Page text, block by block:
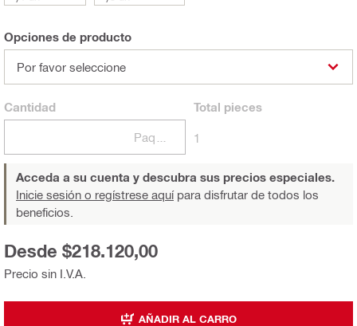
Opciones de producto
Por favor seleccione
Cantidad Total pieces
1
Acceda a su cuenta y descubra sus precios especiales.
Inicie sesión o regístrese aquípara disfrutar de todos los
beneficios.
Precio sin I.V.A.
Desde $218.120,00
AÑADIR AL CARRO